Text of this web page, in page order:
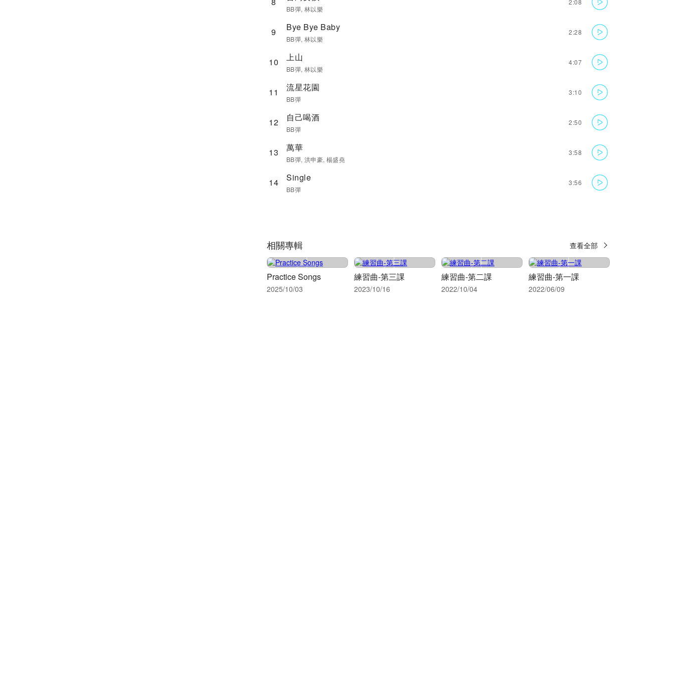
BB彈, 林以樂
2:08
9 Bye Bye Baby
BB彈, 林以樂
2:28
10 上山
BB彈, 林以樂
4:07
11 流星花園
BB彈
3:10
12 自己喝酒
BB彈
2:50
13 萬華
BB彈, 洪申豪, 楊盛堯
3:58
14 Single
BB彈
3:56
相關專輯 查看全部
Practice Songs
2025/10/03
練習曲-第三課
2023/10/16
練習曲-第二課
2022/10/04
練習曲-第一課
2022/06/09